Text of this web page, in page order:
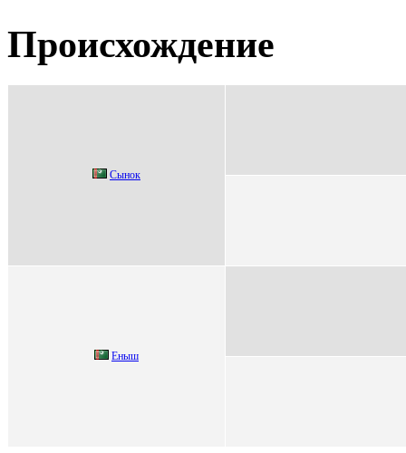
Происхождение
Cынoк
Eныш